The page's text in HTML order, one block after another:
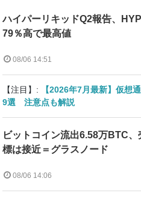
ハイパーリキッドQ2報告、
79％高で最高値
08/06 14:51
【注目】:
【2026年7月最新】仮想
9選 注意点も解説
ビットコイン流出6.58万BTC、
標は接近＝グラスノード
08/06 14:06